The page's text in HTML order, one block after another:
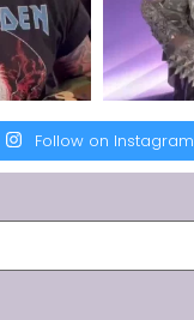
Follow on Instagram